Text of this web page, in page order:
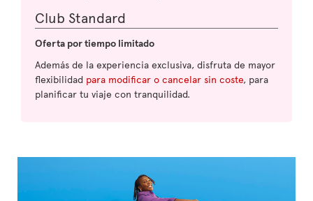
Club Standard
Oferta por tiempo limitado
Además de la experiencia exclusiva, disfruta de mayor
flexibilidad para modificar o cancelar sin coste, para
planificar tu viaje con tranquilidad.